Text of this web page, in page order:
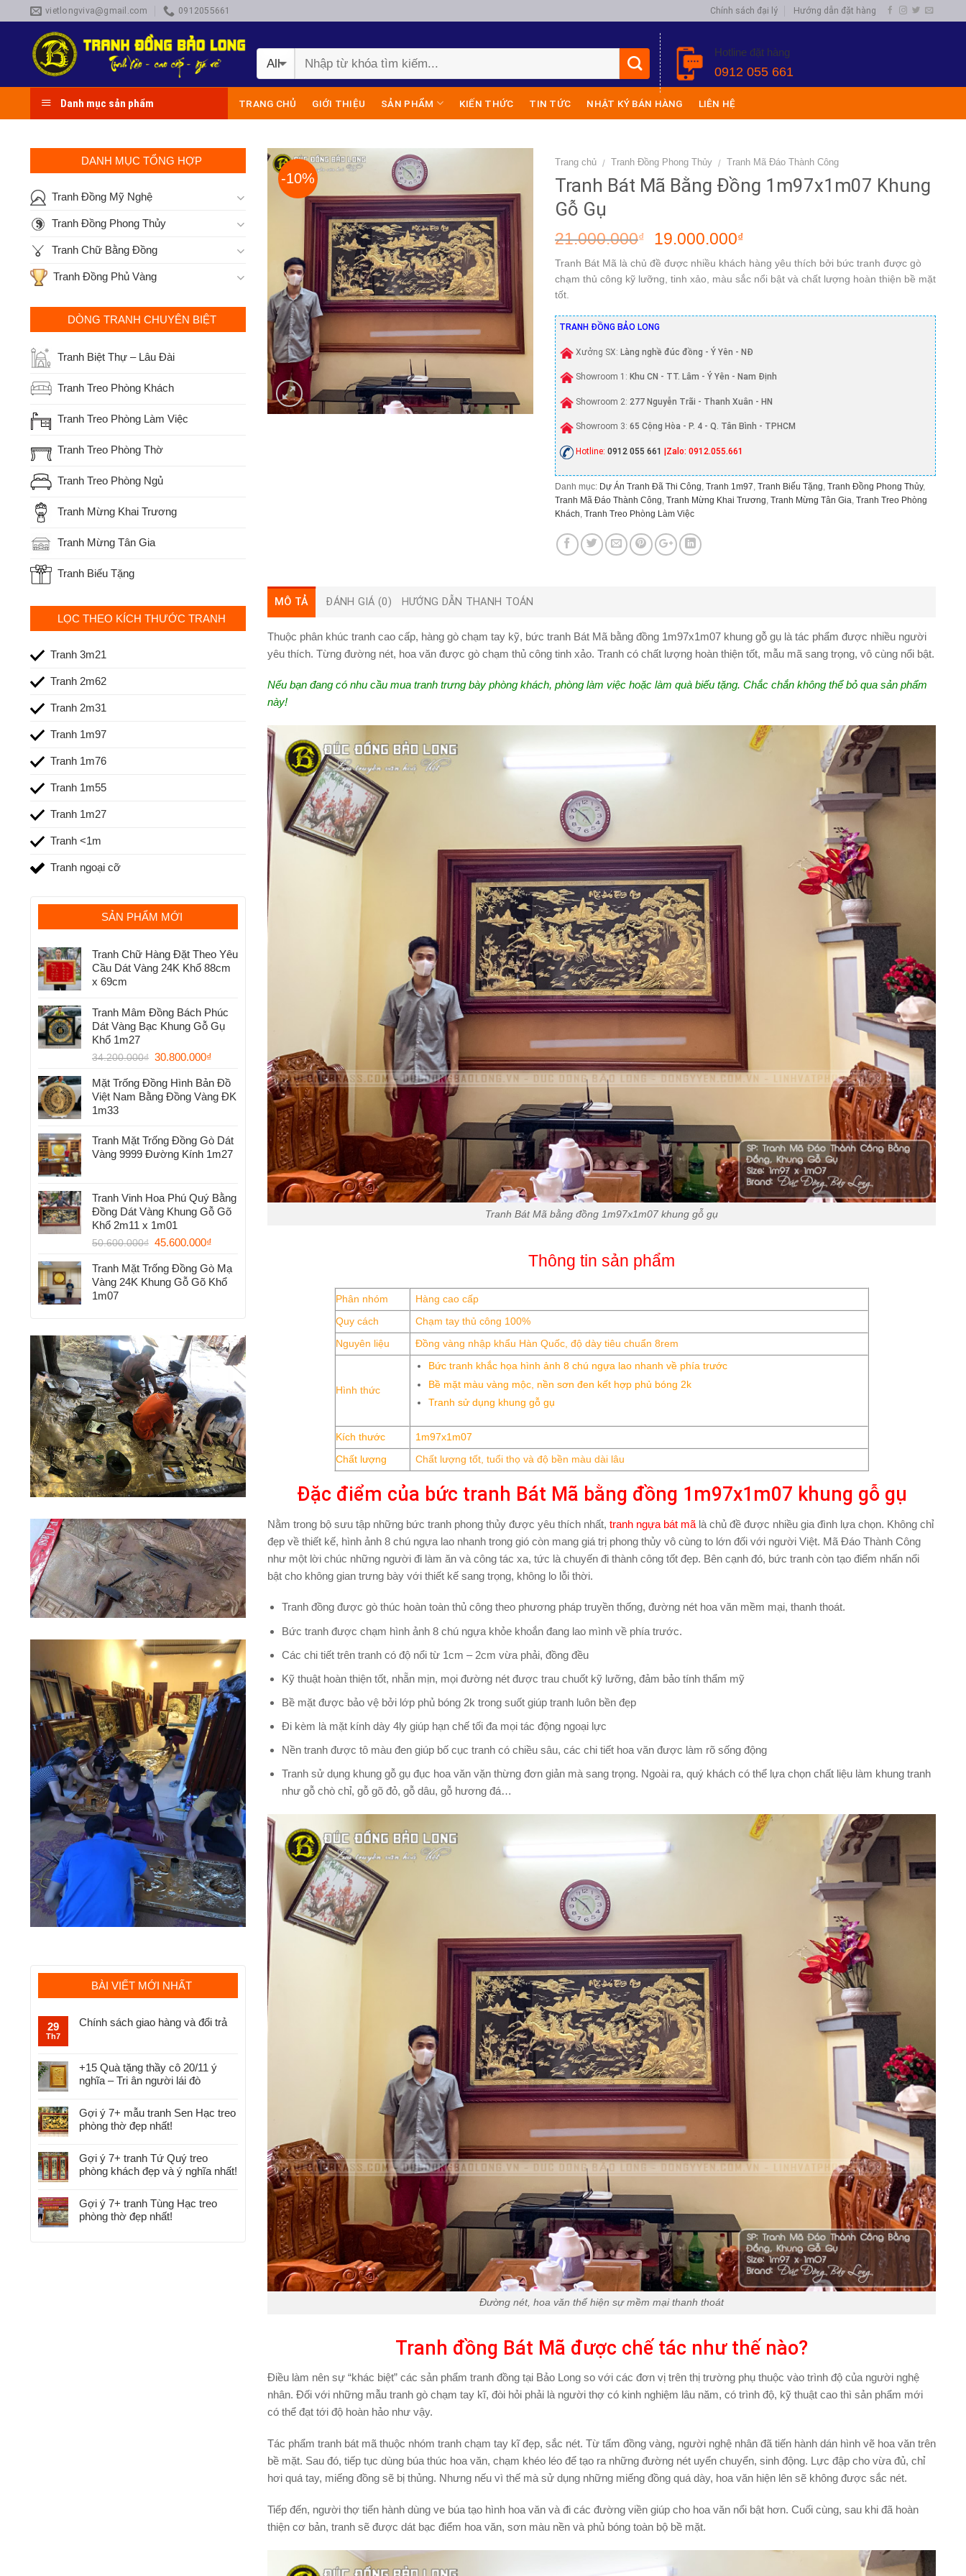
to
vietlongviva@gmail.com 0912055661 Chính sách đại lý Hướng dẫn đặt hàng
Hotline đặt hàng
0912 055 661
Danh mục sản phẩm TRANG CHỦ GIỚI THIỆU SẢN PHẨM KIẾN THỨC TIN TỨC NHẬT KÝ BÁN HÀNG LIÊN HỆ
-10%
Trang chủ / Tranh Đồng Phong Thủy / Tranh Mã Đáo Thành Công
Tranh Bát Mã Bằng Đồng 1m97x1m07 Khung
Gỗ Gụ
21.000.000₫ 19.000.000₫
Tranh Bát Mã là chủ đề được nhiều khách hàng yêu thích bởi bức tranh được gò
chạm thủ công kỹ lưỡng, tinh xảo, màu sắc nổi bật và chất lượng hoàn thiện bề mặt
tốt.
TRANH ĐỒNG BẢO LONG
Xưởng SX: Làng nghề đúc đồng - Ý Yên - NĐ
Showroom 1: Khu CN - TT. Lâm - Ý Yên - Nam Định
Showroom 2: 277 Nguyễn Trãi - Thanh Xuân - HN
Showroom 3: 65 Cộng Hòa - P. 4 - Q. Tân Bình - TPHCM
Hotline: 0912 055 661 |Zalo: 0912.055.661
Danh mục: Dự Án Tranh Đã Thi Công Tranh 1m97 Tranh Biếu Tặng Tranh Đồng Phong Thủy,
Tranh Mã Đáo Thành Công Tranh Mừng Khai Trương Tranh Mừng Tân Gia Tranh Treo Phòng
Khách Tranh Treo Phòng Làm Việc
MÔ TẢ ĐÁNH GIÁ (0) HƯỚNG DẪN THANH TOÁN
Thuộc phân khúc tranh cao cấp, hàng gò chạm tay kỹ, bức tranh Bát Mã bằng đồng 1m97x1m07 khung gỗ gụ là tác phẩm được nhiều người
yêu thích. Từng đường nét, hoa văn được gò chạm thủ công tinh xảo. Tranh có chất lượng hoàn thiện tốt, mẫu mã sang trọng, vô cùng nổi bật.
Nếu bạn đang có nhu cầu mua tranh trưng bày phòng khách, phòng làm việc hoặc làm quà biếu tặng. Chắc chắn không thể bỏ qua sản phẩm
này!
Tranh Bát Mã bằng đồng 1m97x1m07 khung gỗ gụ
Thông tin sản phẩm
Phân nhóm Hàng cao cấp
Quy cách Chạm tay thủ công 100%
Nguyên liệu Đồng vàng nhập khẩu Hàn Quốc, độ dày tiêu chuẩn 8rem
Hình thức
Bức tranh khắc họa hình ảnh 8 chú ngựa lao nhanh về phía trước
Bề mặt màu vàng mộc, nền sơn đen kết hợp phủ bóng 2k
Tranh sử dụng khung gỗ gụ
Kích thước 1m97x1m07
Chất lượng Chất lượng tốt, tuổi thọ và độ bền màu dài lâu
Đặc điểm của bức tranh Bát Mã bằng đồng 1m97x1m07 khung gỗ gụ
Nằm trong bộ sưu tập những bức tranh phong thủy được yêu thích nhất, tranh ngựa bát mã là chủ đề được nhiều gia đình lựa chọn. Không chỉ
đẹp về thiết kế, hình ảnh 8 chú ngựa lao nhanh trong gió còn mang giá trị phong thủy vô cùng to lớn đối với người Việt. Mã Đáo Thành Công
như một lời chúc những người đi làm ăn và công tác xa, tức là chuyến đi thành công tốt đẹp. Bên cạnh đó, bức tranh còn tạo điểm nhấn nổi
bật cho không gian trưng bày với thiết kế sang trọng, không lo lỗi thời.
Tranhđồng được gò thúc hoàn toàn thủ công theo phương pháp truyền thống, đường nét hoa văn mềm mại, thanh thoát.
Bức tranh được chạm hình ảnh 8 chú ngựa khỏe khoắn đang lao mình về phía trước.
Các chi tiết trên tranh có độ nổi từ 1cm – 2cm vừa phải, đồng đều
Kỹ thuật hoàn thiện tốt, nhẵn mịn, mọi đường nét được trau chuốt kỹ lưỡng, đảm bảo tính thẩm mỹ
Bề mặt được bảo vệ bởi lớp phủ bóng 2k trong suốt giúp tranh luôn bền đẹp
Đi kèm là mặt kính dày 4ly giúp hạn chế tối đa mọi tác động ngoại lực
Nền tranh được tô màu đen giúp bố cục tranh có chiều sâu, các chi tiết hoa văn được làm rõ sống động
Tranh sử dụng khung gỗ gụ đục hoa văn vặn thừng đơn giản mà sang trọng. Ngoài ra, quý khách có thể lựa chọn chất liệu làm khung tranh
như gỗ chò chỉ, gỗ gõ đỏ, gỗ dâu, gỗ hương đá…
Đường nét, hoa văn thể hiện sự mềm mại thanh thoát
Tranh đồng Bát Mã được chế tác như thế nào?
Điều làm nên sự “khác biệt” các sản phẩm tranh đồng tại Bảo Long so với các đơn vị trên thị trường phụ thuộc vào trình độ của người nghệ
nhân. Đối với những mẫu tranh gò chạm tay kĩ, đòi hỏi phải là người thợ có kinh nghiệm lâu năm, có trình độ, kỹ thuật cao thì sản phẩm mới
có thể đạt tới độ hoàn hảo như vậy.
Tác phẩm tranh bát mã thuộc nhóm tranh chạm tay kĩ đẹp, sắc nét. Từ tấm đồng vàng, người nghệ nhân đã tiến hành dán hình vẽ hoa văn trên
bề mặt. Sau đó, tiếp tục dùng búa thúc hoa văn, chạm khéo léo để tạo ra những đường nét uyển chuyển, sinh động. Lực đập cho vừa đủ, chỉ
hơi quá tay, miếng đồng sẽ bị thủng. Nhưng nếu vì thế mà sử dụng những miếng đồng quá dày, hoa văn hiện lên sẽ không được sắc nét.
Tiếp đến, người thợ tiến hành dùng ve búa tạo hình hoa văn và đi các đường viền giúp cho hoa văn nổi bật hơn. Cuối cùng, sau khi đã hoàn
thiện cơ bản, tranh sẽ được dát bạc điểm hoa văn, sơn màu nền và phủ bóng toàn bộ bề mặt.
DANH MỤC TỔNG HỢP
Tranh Đồng Mỹ Nghệ
Tranh Đồng Phong Thủy
Tranh Chữ Bằng Đồng
Tranh Đồng Phủ Vàng
DÒNG TRANH CHUYÊN BIỆT
Tranh Biệt Thự – Lâu Đài
Tranh Treo Phòng Khách
Tranh Treo Phòng Làm Việc
Tranh Treo Phòng Thờ
Tranh Treo Phòng Ngủ
Tranh Mừng Khai Trương
Tranh Mừng Tân Gia
Tranh Biếu Tặng
LỌC THEO KÍCH THƯỚC TRANH
Tranh 3m21
Tranh 2m62
Tranh 2m31
Tranh 1m97
Tranh 1m76
Tranh 1m55
Tranh 1m27
Tranh <1m
Tranh ngoại cỡ
SẢN PHẨM MỚI
Tranh Chữ Hàng Đặt Theo Yêu
Cầu Dát Vàng 24K Khổ 88cm
x 69cm
Tranh Mâm Đồng Bách Phúc
Dát Vàng Bạc Khung Gỗ Gụ
Khổ 1m27
34.200.000₫ 30.800.000₫
Mặt Trống Đồng Hình Bản Đồ
Việt Nam Bằng Đồng Vàng ĐK
1m33
Tranh Mặt Trống Đồng Gò Dát
Vàng 9999 Đường Kính 1m27
Tranh Vinh Hoa Phú Quý Bằng
Đồng Dát Vàng Khung Gỗ Gõ
Khổ 2m11 x 1m01
50.600.000₫ 45.600.000₫
Tranh Mặt Trống Đồng Gò Mạ
Vàng 24K Khung Gỗ Gõ Khổ
1m07
BÀI VIẾT MỚI NHẤT
29
Th7
Chính sách giao hàng và đổi trả
+15 Quà tặng thầy cô 20/11 ý
nghĩa – Tri ân người lái đò
Gợi ý 7+ mẫu tranh Sen Hạc treo
phòng thờ đẹp nhất!
Gợi ý 7+ tranh Tứ Quý treo
phòng khách đẹp và ý nghĩa nhất!
Gợi ý 7+ tranh Tùng Hạc treo
phòng thờ đẹp nhất!